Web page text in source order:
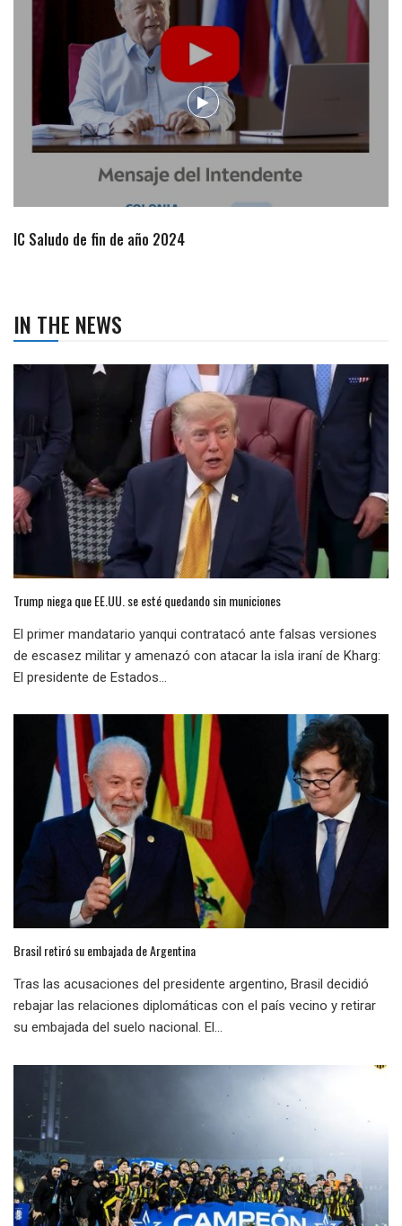
Campaña de turismo otoño-invierno
IN THE NEWS
Trump niega que EE.UU. se esté quedando sin municiones
El primer mandatario yanqui contratacó ante falsas versiones
de escasez militar y amenazó con atacar la isla iraní de Kharg:
El presidente de Estados...
Brasil retiró su embajada de Argentina
Tras las acusaciones del presidente argentino, Brasil decidió
rebajar las relaciones diplomáticas con el país vecino y retirar
su embajada del suelo nacional. El...